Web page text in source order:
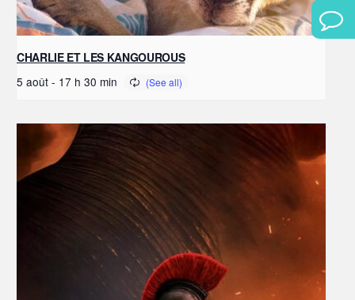
CHARLIE ET LES KANGOUROUS
5 août - 17 h 30 min